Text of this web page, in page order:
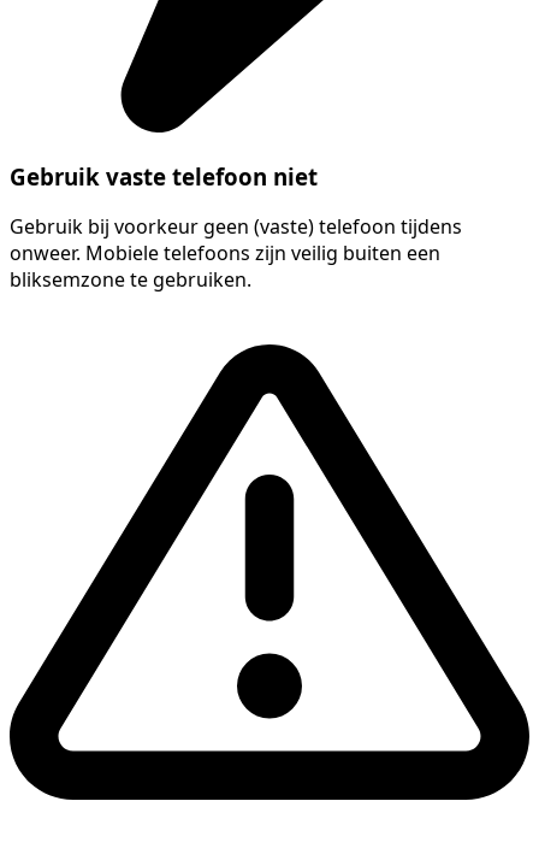
Gebruik vaste telefoon niet
Gebruik bij voorkeur geen (vaste) telefoon tijdens
onweer. Mobiele telefoons zijn veilig buiten een
bliksemzone te gebruiken.